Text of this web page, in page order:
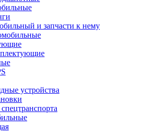
и запчасти к нему
устройства